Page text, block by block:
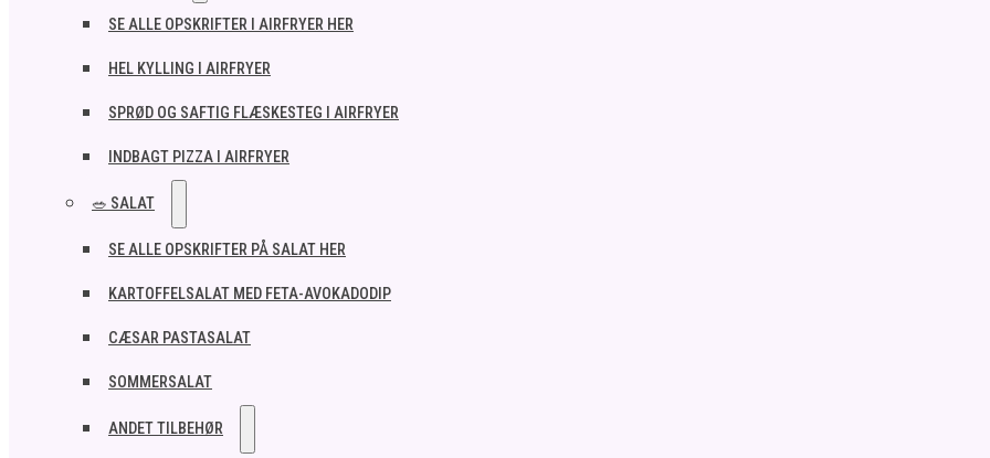
SE ALLE OPSKRIFTER I AIRFRYER HER
HEL KYLLING I AIRFRYER
SPRØD OG SAFTIG FLÆSKESTEG I AIRFRYER
INDBAGT PIZZA I AIRFRYER
🥗 SALAT
SE ALLE OPSKRIFTER PÅ SALAT HER
KARTOFFELSALAT MED FETA-AVOKADODIP
CÆSAR PASTASALAT
SOMMERSALAT
ANDET TILBEHØR